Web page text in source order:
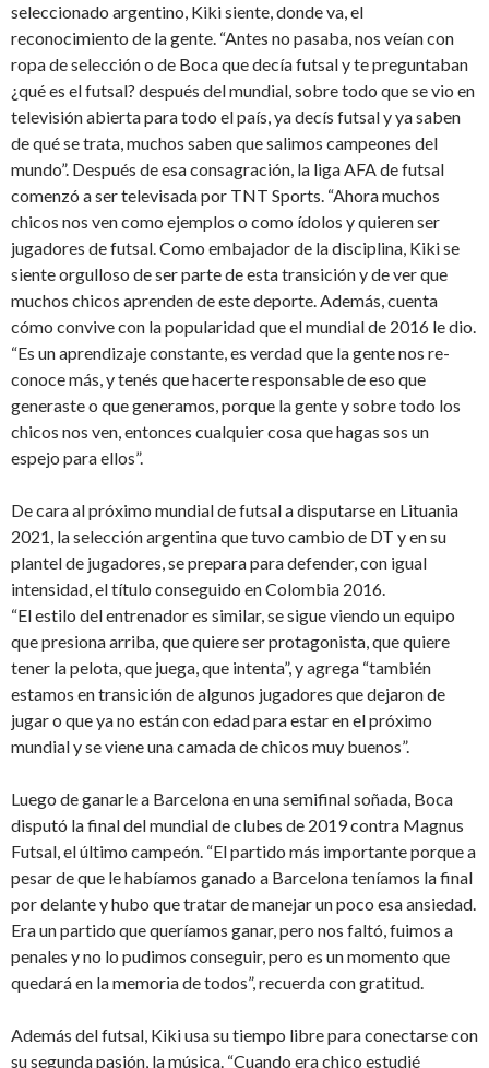
seleccionado argentino, Kiki sien­te, donde va, el
reconocimiento de la gen­te. “Antes no pasaba, nos veían con
ropa de selección o de Boca que decía futsal y te preguntaban
¿qué es el futsal? después del mundial, sobre todo que se vio en
te­levisión abierta para todo el país, ya decís futsal y ya saben
de qué se trata, muchos saben que salimos campeones del
mundo”. Después de esa consagración, la liga AFA de futsal
comenzó a ser televisada por TNT Sports. “Ahora muchos
chicos nos ven como ejemplos o como ídolos y quieren ser
juga­dores de futsal. Como embajador de la disci­plina, Kiki se
siente orgulloso de ser parte de esta transición y de ver que
muchos chicos aprenden de este deporte. Además, cuen­ta
cómo convive con la popularidad que el mundial de 2016 le dio.
“Es un aprendizaje constante, es verdad que la gente nos re­
conoce más, y tenés que hacerte responsa­ble de eso que
generaste o que generamos, porque la gente y sobre todo los
chicos nos ven, entonces cualquier cosa que hagas sos un
espejo para ellos”.
De cara al próximo mundial de futsal a disputarse en Lituania
2021, la selección argentina que tuvo cambio de DT y en su
plantel de jugadores, se prepara para defender, con igual
intensidad, el título conseguido en Colombia 2016.
“El estilo del entrenador es similar, se sigue viendo un equipo
que presiona arriba, que quiere ser protagonista, que quiere
tener la pelota, que juega, que intenta”, y agrega “también
estamos en transición de algunos jugadores que dejaron de
jugar o que ya no están con edad para estar en el próximo
mundial y se viene una camada de chicos muy buenos”.
Luego de ganarle a Barcelona en una semifi­nal soñada, Boca
disputó la final del mundial de clubes de 2019 contra Magnus
Futsal, el último campeón. “El partido más importante porque a
pesar de que le habíamos ganado a Barcelona teníamos la final
por delante y hubo que tratar de manejar un poco esa an­siedad.
Era un partido que queríamos ganar, pero nos faltó, fuimos a
penales y no lo pu­dimos conseguir, pero es un momento que
quedará en la memoria de todos”, recuerda con gratitud.
Además del futsal, Kiki usa su tiempo libre para conectarse con
su segunda pasión, la música. “Cuando era chico estudié